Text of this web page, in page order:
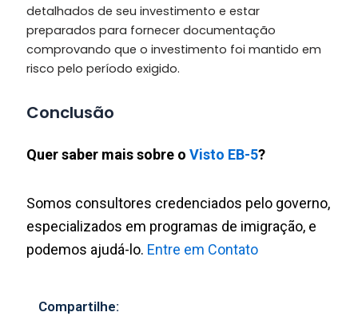
detalhados de seu investimento e estar
preparados para fornecer documentação
comprovando que o investimento foi mantido em
risco pelo período exigido.
Conclusão
Quer saber mais sobre o Visto EB-5?
Somos consultores credenciados pelo governo,
especializados em programas de imigração, e
podemos ajudá-lo. Entre em Contato
Compartilhe: